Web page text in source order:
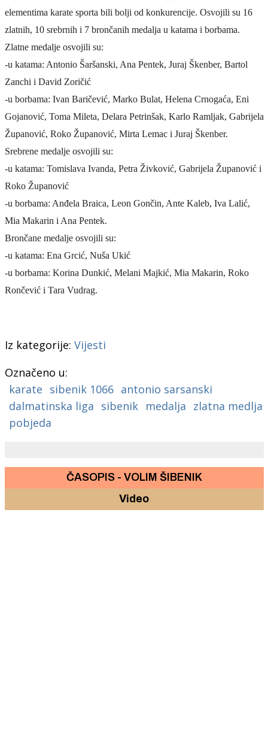
elementima karate sporta bili bolji od konkurencije. Osvojili su 16
zlatnih, 10 srebrnih i 7 brončanih medalja u katama i borbama.
Zlatne medalje osvojili su:
-u katama: Antonio Šaršanski, Ana Pentek, Juraj Škenber, Bartol
Zanchi i David Zoričić
-u borbama: Ivan Baričević, Marko Bulat, Helena Crnogaća, Eni
Gojanović, Toma Mileta, Delara Petrinšak, Karlo Ramljak, Gabrijela
Županović, Roko Županović, Mirta Lemac i Juraj Škenber.
Srebrene medalje osvojili su:
-u katama: Tomislava Ivanda, Petra Živković, Gabrijela Županović i
Roko Županović
-u borbama: Anđela Braica, Leon Gončin, Ante Kaleb, Iva Lalić,
Mia Makarin i Ana Pentek.
Brončane medalje osvojili su:
-u katama: Ena Grcić, Nuša Ukić
-u borbama: Korina Dunkić, Melani Majkić, Mia Makarin, Roko
Rončević i Tara Vudrag.
Iz kategorije: Vijesti
Označeno u:
karate sibenik 1066 antonio sarsanski
dalmatinska liga sibenik medalja zlatna medlja
pobjeda
ČASOPIS - VOLIM ŠIBENIK
Video